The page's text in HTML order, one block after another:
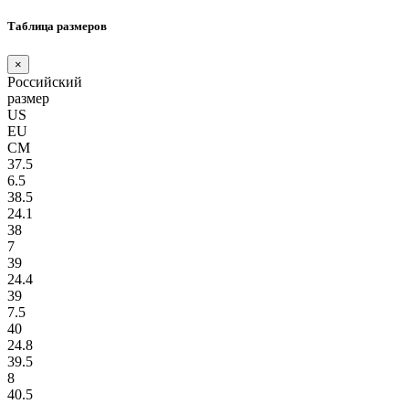
Таблица размеров
×
Российский
размер
US
EU
СМ
37.5
6.5
38.5
24.1
38
7
39
24.4
39
7.5
40
24.8
39.5
8
40.5